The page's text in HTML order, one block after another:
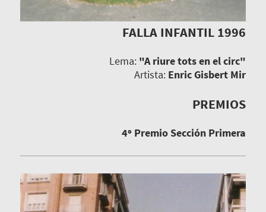
FALLA INFANTIL 1996
Lema: "A riure tots en el circ"
Artista: Enric Gisbert Mir
PREMIOS
4º Premio Sección Primera